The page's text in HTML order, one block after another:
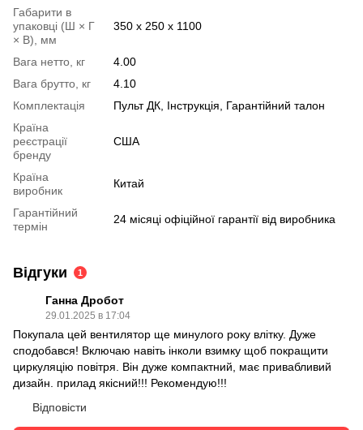
Габарити в
упаковці (Ш × Г
× В), мм
350 x 250 x 1100
Вага нетто, кг
4.00
Вага брутто, кг
4.10
Комплектація
Пульт ДК, Інструкція, Гарантійний талон
Країна
реєстрації
бренду
США
Країна
виробник
Китай
Гарантійний
термін
24 місяці офіційної гарантії від виробника
Відгуки 1
Ганна Дробот
29.01.2025 в 17:04
Покупала цей вентилятор ще минулого року влітку. Дуже
сподобався! Включаю навіть інколи взимку щоб покращити
циркуляцію повітря. Він дуже компактний, має привабливий
дизайн. прилад якісний!!! Рекомендую!!!
Відповісти